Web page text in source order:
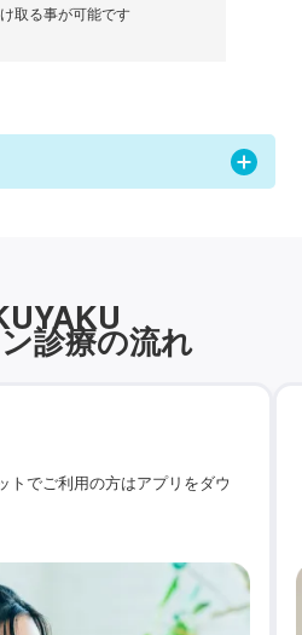
取る事が可能です
診療の流れ
トでご利用の方はアプリをダウ